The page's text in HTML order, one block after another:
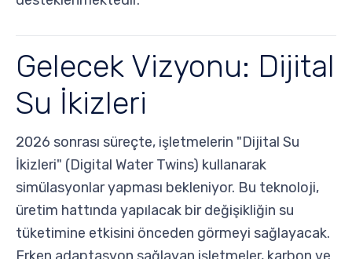
Gelecek Vizyonu: Dijital
Su İkizleri
2026 sonrası süreçte, işletmelerin "Dijital Su
İkizleri" (Digital Water Twins) kullanarak
simülasyonlar yapması bekleniyor. Bu teknoloji,
üretim hattında yapılacak bir değişikliğin su
tüketimine etkisini önceden görmeyi sağlayacak.